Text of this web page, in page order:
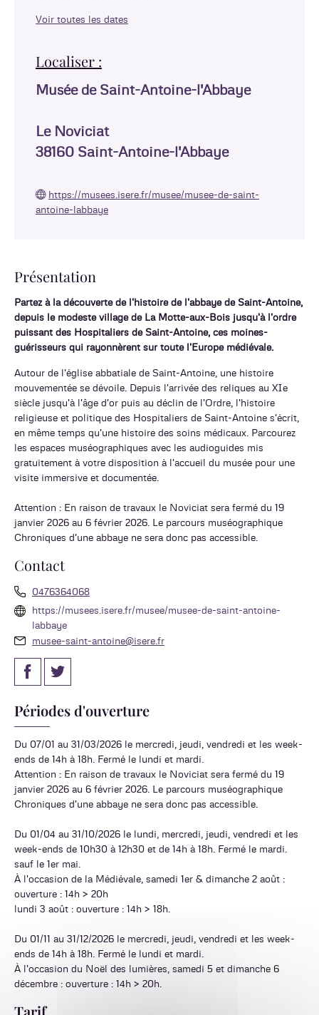
Voir toutes les dates
Localiser :
Musée de Saint-Antoine-l'Abbaye
Le Noviciat
38160 Saint-Antoine-l'Abbaye
https://musees.isere.fr/musee/musee-de-saint-
antoine-labbaye
Présentation
Partez à la découverte de l'histoire de l'abbaye de Saint-Antoine,
depuis le modeste village de La Motte-aux-Bois jusqu'à l'ordre
puissant des Hospitaliers de Saint-Antoine, ces moines-
guérisseurs qui rayonnèrent sur toute l'Europe médiévale.
Autour de l'église abbatiale de Saint-Antoine, une histoire
mouvementée se dévoile. Depuis l'arrivée des reliques au XIe
siècle jusqu'à l'âge d'or puis au déclin de l'Ordre, l'histoire
religieuse et politique des Hospitaliers de Saint-Antoine s'écrit,
en même temps qu'une histoire des soins médicaux. Parcourez
les espaces muséographiques avec les audioguides mis
gratuitement à votre disposition à l'accueil du musée pour une
visite immersive et documentée.
Attention : En raison de travaux le Noviciat sera fermé du 19
janvier 2026 au 6 février 2026. Le parcours muséographique
Chroniques d'une abbaye ne sera donc pas accessible.
Contact
0476364068
https://musees.isere.fr/musee/musee-de-saint-antoine-
labbaye
musee-saint-antoine@isere.fr
Périodes d'ouverture
Du 07/01 au 31/03/2026 le mercredi, jeudi, vendredi et les week-
ends de 14h à 18h. Fermé le lundi et mardi.
Attention : En raison de travaux le Noviciat sera fermé du 19
janvier 2026 au 6 février 2026. Le parcours muséographique
Chroniques d'une abbaye ne sera donc pas accessible.
Du 01/04 au 31/10/2026 le lundi, mercredi, jeudi, vendredi et les
week-ends de 10h30 à 12h30 et de 14h à 18h. Fermé le mardi.
sauf le 1er mai.
À l'occasion de la Médiévale, samedi 1er & dimanche 2 août :
ouverture : 14h > 20h
lundi 3 août : ouverture : 14h > 18h.
Du 01/11 au 31/12/2026 le mercredi, jeudi, vendredi et les week-
ends de 14h à 18h. Fermé le lundi et mardi.
À l'occasion du Noël des lumières, samedi 5 et dimanche 6
décembre : ouverture : 14h > 20h.